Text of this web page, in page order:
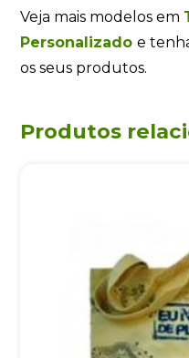
Veja mais modelos em
Personalizado e
os seus produtos.
Produtos